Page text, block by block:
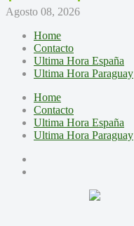
Agosto 08, 2026
Home
Contacto
Ultima Hora España
Ultima Hora Paraguay
Home
Contacto
Ultima Hora España
Ultima Hora Paraguay